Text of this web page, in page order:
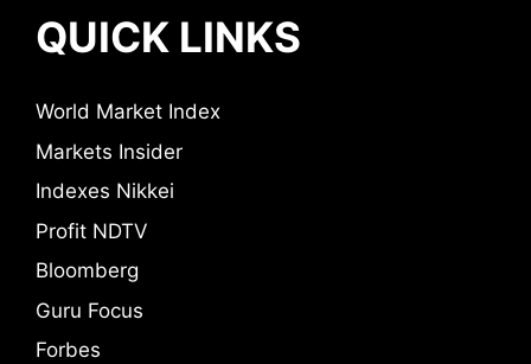
QUICK LINKS
World Market Index
Markets Insider
Indexes Nikkei
Profit NDTV
Bloomberg
Guru Focus
Forbes